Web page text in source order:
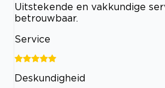
Uitstekende en vakkundige
betrouwbaar.
Service
Deskundigheid